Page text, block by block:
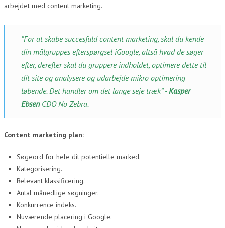
arbejdet med content marketing.
”For at skabe succesfuld content marketing, skal du kende
din målgruppes efterspørgsel iGoogle, altså hvad de søger
efter, derefter skal du gruppere indholdet, optimere dette til
dit site og analysere og udarbejde mikro optimering
løbende. Det handler om det lange seje træk” -Kasper
EbsenCDO No Zebra.
Content marketing plan:
Søgeord for hele dit potentielle marked.
Kategorisering.
Relevant klassificering.
Antal månedlige søgninger.
Konkurrence indeks.
Nuværende placering i Google.